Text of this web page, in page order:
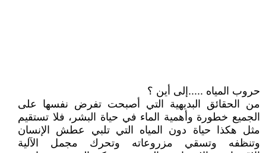
حروب المياه .....إلى أين ؟
من الحقائق البديهية التي أصبحت تفرض نفسها على
الجميع خطورة وأهمية الماء في حياة البشر، فلا تستقيم
مثل هكذا حياة دون المياه التي تلبي عطش الإنسان
وتنظفه وتسقي مزروعاته وتحرك مجمل الآلية